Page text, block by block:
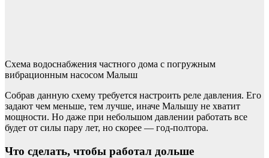
Схема водоснабжения частного дома с погружным
вибрационным насосом Малыш
Собрав данную схему требуется настроить реле давления. Его
задают чем меньше, тем лучше, иначе Малышу не хватит
мощности. Но даже при небольшом давлении работать все
будет от силы пару лет, но скорее — год-полтора.
Что сделать, чтобы работал дольше